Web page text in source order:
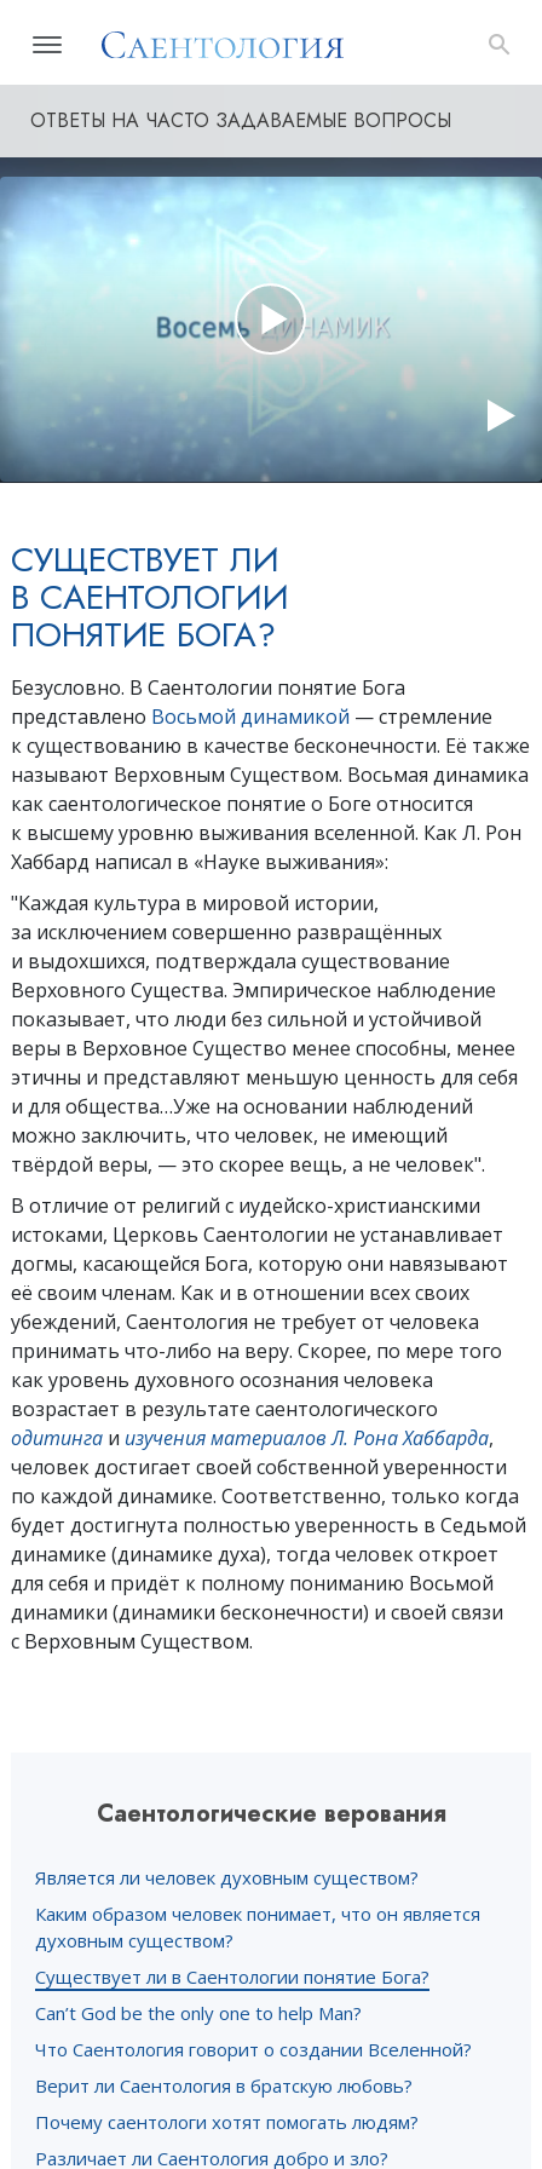
ОТВЕТЫ НА ЧАСТО ЗАДАВАЕМЫЕ ВОПРОСЫ
СУЩЕСТВУЕТ ЛИ
В САЕНТОЛОГИИ
ПОНЯТИЕ БОГА?
Безусловно. В Саентологии понятие Бога
представлено Восьмой динамикой — стремление
к существованию в качестве бесконечности. Её также
называют Верховным Существом. Восьмая динамика
как саентологическое понятие о Боге относится
к высшему уровню выживания вселенной. Как Л. Рон
Хаббард написал в «Науке выживания»:
"Каждая культура в мировой истории,
за исключением совершенно развращённых
и выдохшихся, подтверждала существование
Верховного Существа. Эмпирическое наблюдение
показывает, что люди без сильной и устойчивой
веры в Верховное Существо менее способны, менее
этичны и представляют меньшую ценность для себя
и для общества…Уже на основании наблюдений
можно заключить, что человек, не имеющий
твёрдой веры, — это скорее вещь, а не человек".
В отличие от религий с иудейско-христианскими
истоками, Церковь Саентологии не устанавливает
догмы, касающейся Бога, которую они навязывают
её своим членам. Как и в отношении всех своих
убеждений, Саентология не требует от человека
принимать что-либо на веру. Скорее, по мере того
как уровень духовного осознания человека
возрастает в результате саентологического
одитинга и изучения материалов Л. Рона Хаббарда,
человек достигает своей собственной уверенности
по каждой динамике. Соответственно, только когда
будет достигнута полностью уверенность в Седьмой
динамике (динамике духа), тогда человек откроет
для себя и придёт к полному пониманию Восьмой
динамики (динамики бесконечности) и своей связи
с Верховным Существом.
Саентологические верования
Является ли человек духовным существом?
Каким образом человек понимает, что он является
духовным существом?
Существует ли в Саентологии понятие Бога?
Can’t God be the only one to help Man?
Что Саентология говорит о создании Вселенной?
Верит ли Саентология в братскую любовь?
Почему саентологи хотят помогать людям?
Различает ли Саентология добро и зло?